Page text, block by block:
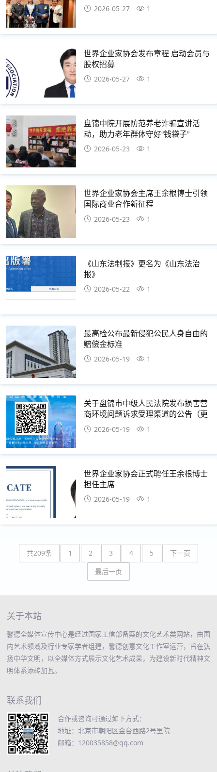
2026-05-27 1
世界企业家协会发布章程 启动会员与
股权招募
2026-05-27 1
盘锦中院开展防范养老诈骗宣讲活
动，助力老年群体守好“钱袋子”
2026-05-23 1
世界企业家协会主席王余根博士引领
国际商业合作新征程
2026-05-23 1
《山东法制报》更名为《山东法治
报》
2026-05-22 1
最高检公布最新侵犯公民人身自由的
赔偿金标准
2026-05-19 1
关于盘锦市中级人民法院发布损害营
商环境问题诉求受理渠道的公告（更
新二维码投诉渠道）
2026-05-19 1
世界企业家协会正式聘任王余根博士
担任主席
2026-05-19 1
共209条 1 2 3 4 5
下一页
最后一页
关于本站
馨德全媒体宣传中心是经过国家工信部备案的文化艺术类网站，由国
内艺术领域及行业专家学者组建，馨德创意文化工作室运营，旨在弘
扬中华文明，以全媒体方式展示文化艺术成果，为建设新时代精神文
明体系添砖加瓦。
联系我们
合作或咨询可通过如下方式：
地址：北京市朝阳区金台西路2号里院
邮箱：120035858@qq.com